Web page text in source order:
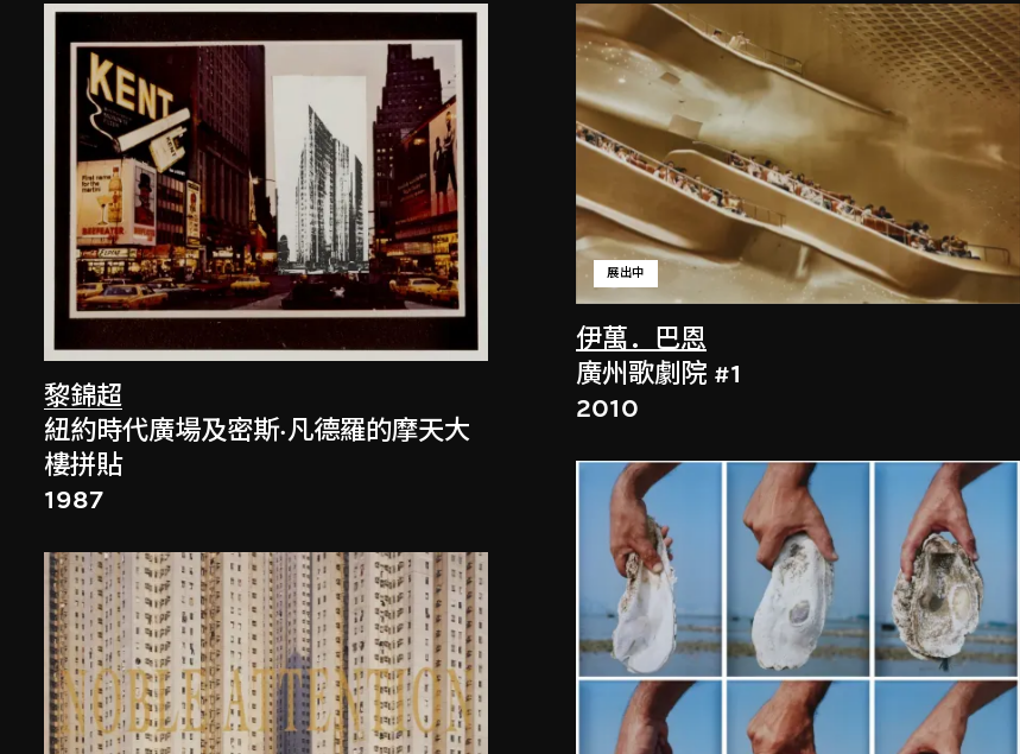
黎錦超
紐約時代廣場及密斯·凡德羅的摩天大
樓拼貼
1987
伊萬．巴恩
展出中
廣州歌劇院 #1
2010